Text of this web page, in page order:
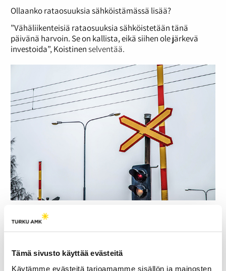
Tämä sivusto käyttää evästeitä
Käytämme evästeitä tarjoamamme sisällön ja mainosten
Ollaanko rataosuuksia sähköistämässä lisää?
”Vähäliikenteisiä rataosuuksia sähköistetään tänä
päivänä harvoin. Se on kallista, eikä siihen ole järkevä
investoida”, Koistinenselventää.
Turvallisuutta lisätään poistamalla risteyksiä
Sähköistämisen sijaan Liikenneviraston tavoitteena on
Vuosittain Suomesta poistuu noin sata tasoristeystä.